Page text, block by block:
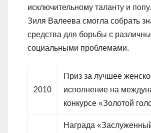
исключительному таланту и
Зиля Валеева смогла собрать
средства для борьбы с
социальными проблемами.
2010
Приз за лучшее
исполнение на
конкурсе «Золотой
Награда